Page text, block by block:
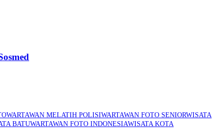
WARTAWAN MELATIH POLISIWARTAWAN FOTO SENIORWISATA
BATUWARTAWAN FOTO INDONESIAWISATA KOTA